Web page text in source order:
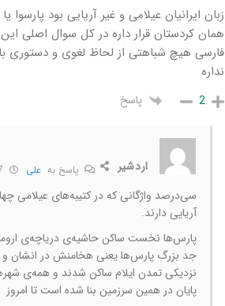
زبان ایرانیان عیلامی و غیر آریایی بود
فارسی هیچ شباهتی از لحاظ لغوی و دستوری
نداره
2 پاسخ
اردشیر پاسخ بهعلی
سی‌درصد واژگانی که در کتیبه‌های عیلامی
آریایی دارند.
پارس‌ها نخست ساکن حاشیه‌ی دریاچه‌ی
جد بزرگ پارس‌ها یعنی هخامنش در انشان و
نزدیکی تمدن ایلام ساکن شدند و همه‌ی
پایان در همین سرزمین بنا شده است تا امروز